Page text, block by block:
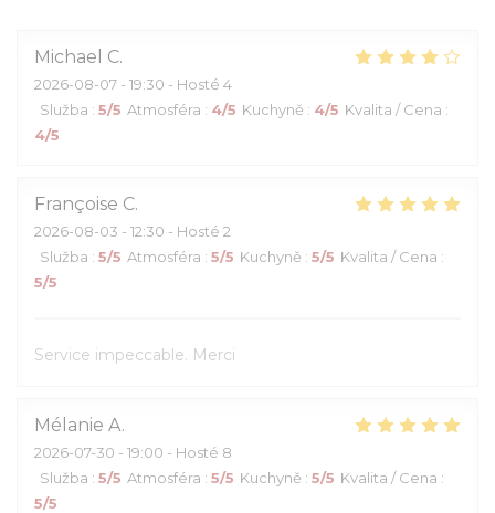
Michael C
2026-08-07 - 19:30 - Hosté 4
Služba : 5/5 Atmosféra : 4/5 Kuchyně : 4/5 Kvalita / Cena :
4/5
Françoise C
2026-08-03 - 12:30 - Hosté 2
Služba : 5/5 Atmosféra : 5/5 Kuchyně : 5/5 Kvalita / Cena :
5/5
Service impeccable. Merci
Mélanie A
2026-07-30 - 19:00 - Hosté 8
Služba : 5/5 Atmosféra : 5/5 Kuchyně : 5/5 Kvalita / Cena :
5/5